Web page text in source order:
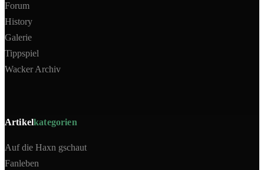
Forum
History
Galerie
Tippspiel
Wacker Archiv
Artikelkategorien
Auf die Haxn gschaut
Fanleben